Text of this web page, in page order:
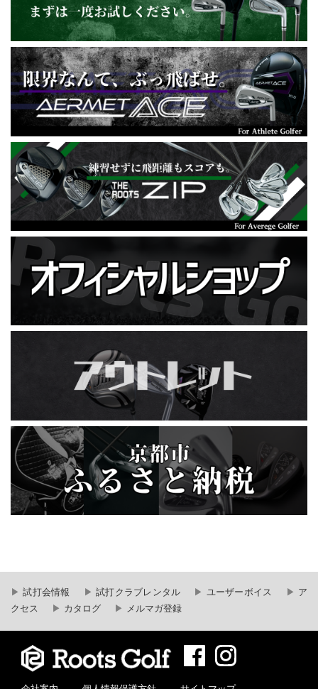
試打会情報 試打クラブレンタル ユーザーボイス
ア
クセス
カタログ メルマガ登録